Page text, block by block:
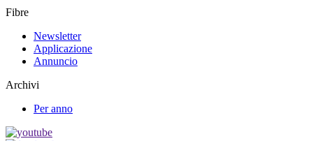
Fibre
Newsletter
Applicazione
Annuncio
Archivi
Per anno